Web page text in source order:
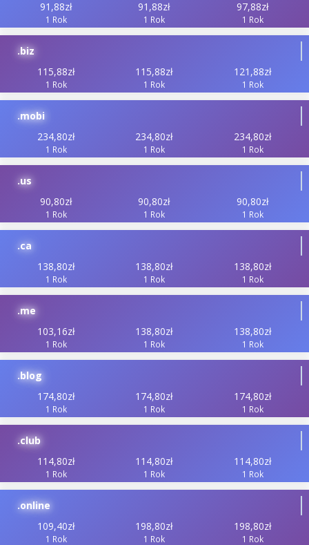
91,88zł
1 Rok
91,88zł
1 Rok
97,88zł
1 Rok
.biz
115,88zł
1 Rok
115,88zł
1 Rok
121,88zł
1 Rok
.mobi
234,80zł
1 Rok
234,80zł
1 Rok
234,80zł
1 Rok
.us
90,80zł
1 Rok
90,80zł
1 Rok
90,80zł
1 Rok
.ca
138,80zł
1 Rok
138,80zł
1 Rok
138,80zł
1 Rok
.me
103,16zł
1 Rok
138,80zł
1 Rok
138,80zł
1 Rok
.blog
174,80zł
1 Rok
174,80zł
1 Rok
174,80zł
1 Rok
.club
114,80zł
1 Rok
114,80zł
1 Rok
114,80zł
1 Rok
.online
109,40zł
1 Rok
198,80zł
1 Rok
198,80zł
1 Rok